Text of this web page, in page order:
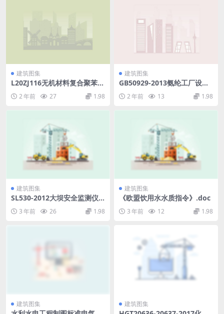
建筑图集
L20ZJ116无机材料复合聚苯乙
温系统建筑构造（高清无水
2 年前 27 1.98
建筑图集
GB50929-2013氨纶工厂设计
2 年前 13 1.98
建筑图集
SL530-2012大坝安全监测仪
器检验测试规程(附条文说明).
pdf3 年前 26 1.98
建筑图集
《欧盟饮用水水质指令》.doc
3 年前 12 1.98
建筑图集 建筑图集